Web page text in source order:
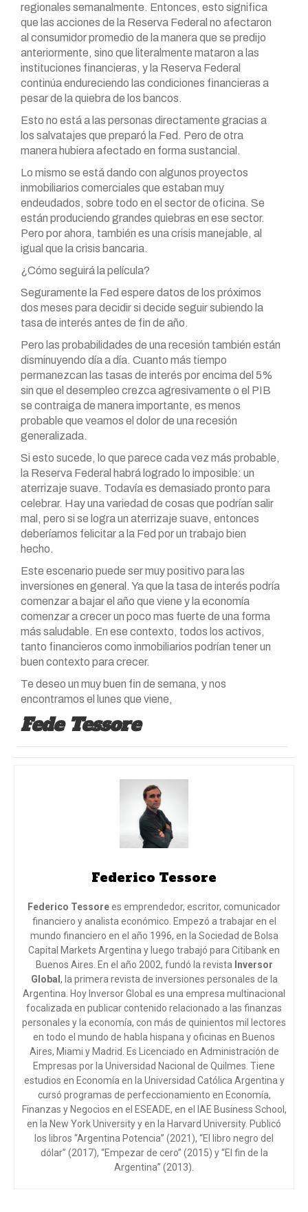
regionales semanalmente. Entonces, esto significa
que las acciones de la Reserva Federal no afectaron
al consumidor promedio de la manera que se predijo
anteriormente, sino que literalmente mataron a las
instituciones financieras, y la Reserva Federal
continúa endureciendo las condiciones financieras a
pesar de la quiebra de los bancos.
Esto no está a las personas directamente gracias a
los salvatajes que preparó la Fed. Pero de otra
manera hubiera afectado en forma sustancial.
Lo mismo se está dando con algunos proyectos
inmobiliarios comerciales que estaban muy
endeudados, sobre todo en el sector de oficina. Se
están produciendo grandes quiebras en ese sector.
Pero por ahora, también es una crisis manejable, al
igual que la crisis bancaria.
¿Cómo seguirá la película?
Seguramente la Fed espere datos de los próximos
dos meses para decidir si decide seguir subiendo la
tasa de interés antes de fin de año.
Pero las probabilidades de una recesión también están
disminuyendo día a día. Cuanto más tiempo
permanezcan las tasas de interés por encima del 5%
sin que el desempleo crezca agresivamente o el PIB
se contraiga de manera importante, es menos
probable que veamos el dolor de una recesión
generalizada.
Si esto sucede, lo que parece cada vez más probable,
la Reserva Federal habrá logrado lo imposible: un
aterrizaje suave. Todavía es demasiado pronto para
celebrar. Hay una variedad de cosas que podrían salir
mal, pero si se logra un aterrizaje suave, entonces
deberíamos felicitar a la Fed por un trabajo bien
hecho.
Este escenario puede ser muy positivo para las
inversiones en general. Ya que la tasa de interés podría
comenzar a bajar el año que viene y la economía
comenzar a crecer un poco mas fuerte de una forma
más saludable. En ese contexto, todos los activos,
tanto financieros como inmobiliarios podrían tener un
buen contexto para crecer.
Te deseo un muy buen fin de semana, y nos
encontramos el lunes que viene,
Fede Tessore
Federico Tessore
Federico Tessorees emprendedor, escritor, comunicador
financiero y analista económico. Empezó a trabajar en el
mundo financiero en el año 1996, en la Sociedad de Bolsa
Capital Markets Argentina y luego trabajó para Citibank en
Buenos Aires. En el año 2002, fundó la revista Inversor
Global , la primera revista de inversiones personales de la
Argentina. Hoy Inversor Global es una empresa multinacional
focalizada en publicar contenido relacionado a las finanzas
personales y la economía, con más de quinientos mil lectores
en todo el mundo de habla hispana y oficinas en Buenos
Aires, Miami y Madrid. Es Licenciado en Administración de
Empresas por la Universidad Nacional de Quilmes. Tiene
estudios en Economía en la Universidad Católica Argentina y
cursó programas de perfeccionamiento en Economía,
Finanzas y Negocios en el ESEADE, en el IAE Business School,
en la New York University y en la Harvard University. Publicó
los libros “Argentina Potencia” (2021), “El libro negro del
dólar” (2017), “Empezar de cero” (2015) y “El fin de la
Argentina” (2013).